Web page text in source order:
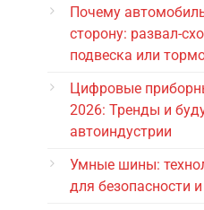
Почему
сторону: развал-
подвеска или
Цифровые
2026: Тренды и
автоиндустрии
Умные шины:
для безопасности